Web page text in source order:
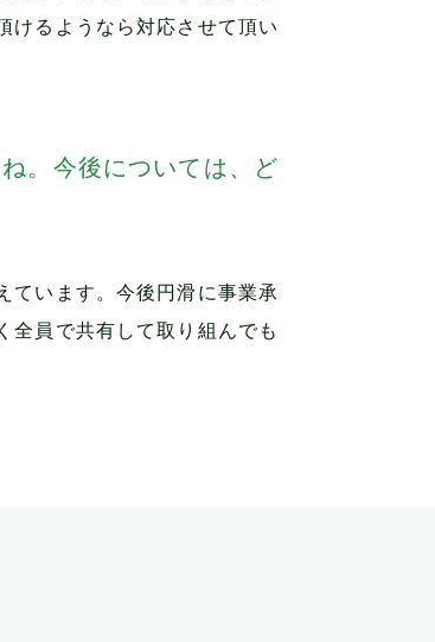
けるようなら対応させて頂い
。今後については、ど
ています。今後円滑に事業承
全員で共有して取り組んでも